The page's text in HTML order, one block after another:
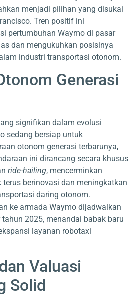
menjadi pilihan yang disukai
Tren positif ini
pertumbuhan Waymo di pasar
dan mengukuhkan posisinya
industri transportasi otonom.
Generasi
signifikan dalam evolusi
sedang bersiap untuk
otonom generasi terbarunya,
ini dirancang secara khusus
ride-hailing, mencerminkan
berinovasi dan meningkatkan
daring otonom.
ke armada Waymo dijadwalkan
2025, menandai babak baru
layanan robotaxi
Valuasi
Solid